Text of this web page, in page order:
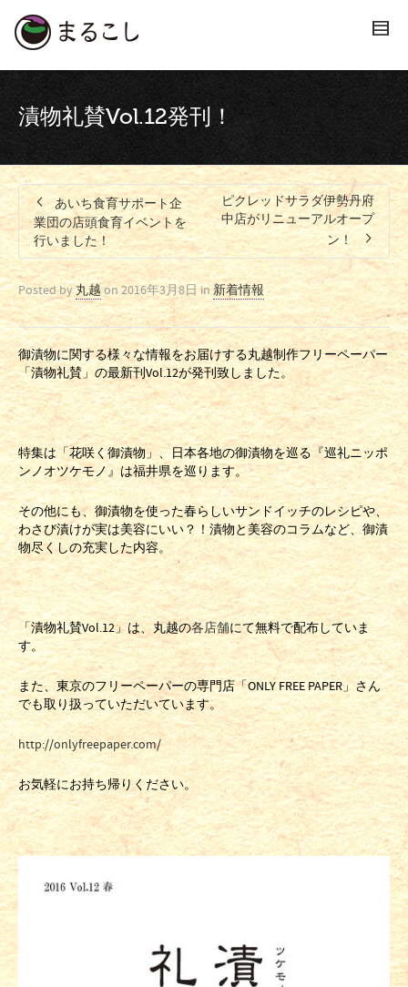
漬物礼賛Vol.12発刊！
あいち食育サポート企
業団の店頭食育イベントを
行いました！
ピクレッドサラダ伊勢丹府
中店がリニューアルオープ
ン！
Posted by丸越on2016年3月8日in新着情報
御漬物に関する様々な情報をお届けする丸越制作フリーペーパー
「漬物礼賛」の最新刊Vol.12が発刊致しました。
特集は「花咲く御漬物」、日本各地の御漬物を巡る『巡礼ニッポ
ンノオツケモノ』は福井県を巡ります。
その他にも、御漬物を使った春らしいサンドイッチのレシピや、
わさび漬けが実は美容にいい？！漬物と美容のコラムなど、御漬
物尽くしの充実した内容。
「漬物礼賛Vol.12」は、丸越の各店舗にて無料で配布していま
す。
また、東京のフリーペーパーの専門店「ONLY FREE PAPER」さん
でも取り扱っていただいています。
http://onlyfreepaper.com/
お気軽にお持ち帰りください。